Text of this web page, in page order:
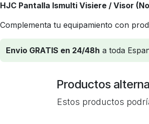
HJC Pantalla Ismulti Visiere / Visor
Complementa tu equipamiento con
Envio GRATIS en 24/48h a toda
Productos
Estos productos